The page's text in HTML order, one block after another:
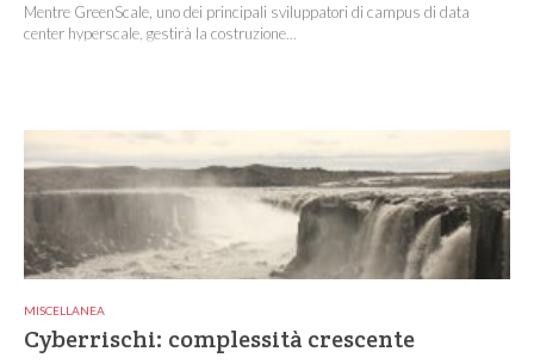
Mentre GreenScale, uno dei principali sviluppatori di campus di data
center hyperscale, gestirà la costruzione...
MISCELLANEA
Cyberrischi: complessità crescente